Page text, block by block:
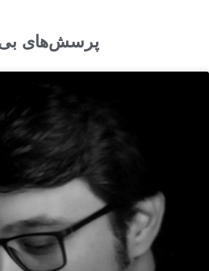
پرسش‌های